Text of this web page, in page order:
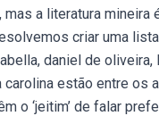
mas a literatura mineira
criar uma
daniel de oliveira,
carolina estão entre os
o ‘jeitim’ de falar